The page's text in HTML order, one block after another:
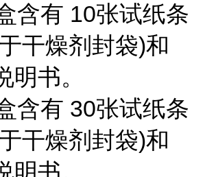
含有 10张试纸条
干燥剂封袋)和
明书。
含有 30张试纸条
干燥剂封袋)和
明书。